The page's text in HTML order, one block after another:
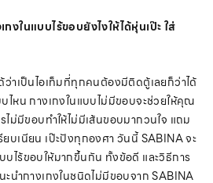
กงในแบบไร้ขอบยังไงให้ได้หุ่นเป๊ะ ใส่
ว่าเป็นไอเท็มที่ทุกคนต้องมีติดตู้เลยก็ว่าได้
ไหน กางเกงในแบบไม่มีขอบจะช่วยให้คุณ
ไม่มีขอบทำให้ไม่มีเส้นขอบมากวนใจ แถม
ยบเนียน เป๊ะปังทุกองศา วันนี้ SABINA จะ
บไร้ขอบให้มากขึ้นกัน ทั้งข้อดี และวิธีการ
ะนำกางเกงในชนิดไม่มีขอบจาก SABINA